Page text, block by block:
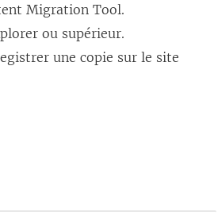
Migration Tool.
ou supérieur.
une copie sur le site